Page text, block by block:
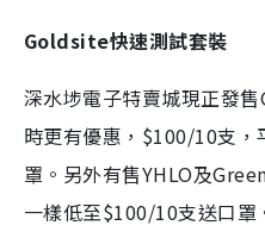
Goldsite快速測試套裝
深水埗電子特賣城現正發
時更有優惠，$100/10支，
罩。另外有售YHLO及
一樣低至$100/10支送口罩